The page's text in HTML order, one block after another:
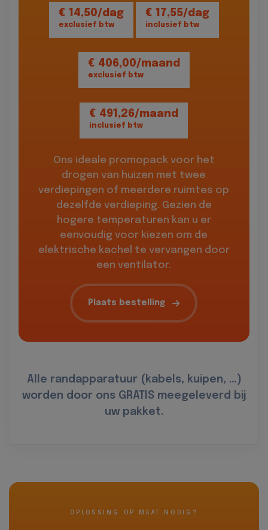
€ 14,50/dag
exclusief btw
€ 17,55/dag
inclusief btw
€ 406,00/maand
exclusief btw
€ 491,26/maand
inclusief btw
Ons ideale promopack voor het
drogen van huizen met twee
verdiepingen of meerdere ruimtes op
dezelfde verdieping. Gezien de
hogere temperaturen kan u er
eenvoudig voor kiezen om de
elektrische kachel te vervangen door
een ventilator.
Plaats bestelling
Alle randapparatuur (kabels, kuipen, …)
worden door ons GRATIS meegeleverd bij
uw pakket.
OPLOSSING OP MAAT NODIG?